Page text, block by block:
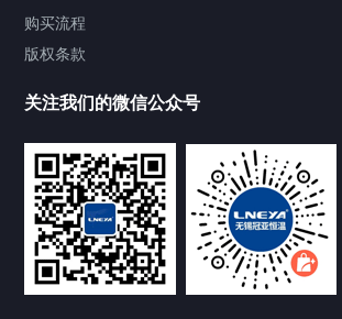
Chiller气体控温系统
Chamber试验箱
FREEZER低温箱
VOCs冷凝回收装置
购买流程
版权条款
关注我们的微信公众号